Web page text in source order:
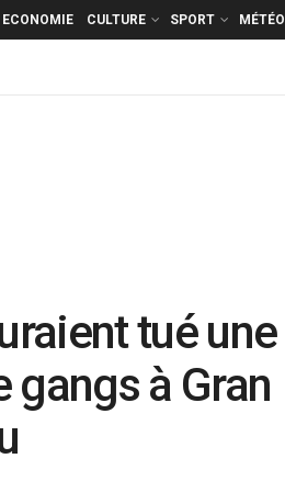
ECONOMIE CULTURE SPORT MÉTÉO
tué une
à Gran